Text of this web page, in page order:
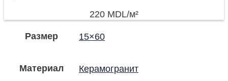
220 MDL/м²
Размер 15×60
Материал Керамогранит